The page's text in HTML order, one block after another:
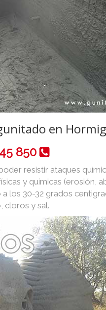
en
850
resistir ataques
y químicas (erosión,
los 30-32 grados
cloros y sal.